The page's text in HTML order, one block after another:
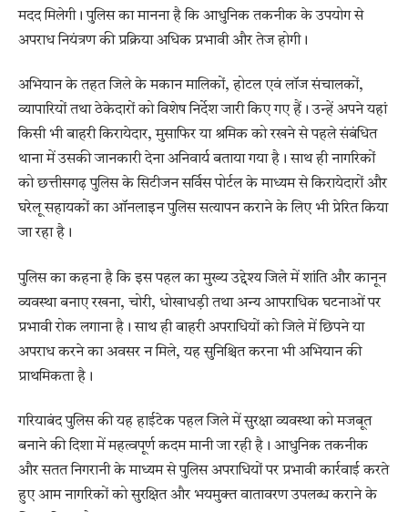
मदद मिलेगी। पुलिस का मानना है कि आधुनिक तकनीक के उपयोग से
अपराध नियंत्रण की प्रक्रिया अधिक प्रभावी और तेज होगी।
अभियान के तहत जिले के मकान मालिकों, होटल एवं लॉज संचालकों,
व्यापारियों तथा ठेकेदारों को विशेष निर्देश जारी किए गए हैं। उन्हें अपने यहां
किसी भी बाहरी किरायेदार, मुसाफिर या श्रमिक को रखने से पहले संबंधित
थाना में उसकी जानकारी देना अनिवार्य बताया गया है। साथ ही नागरिकों
को छत्तीसगढ़ पुलिस के सिटीजन सर्विस पोर्टल के माध्यम से किरायेदारों और
घरेलू सहायकों का ऑनलाइन पुलिस सत्यापन कराने के लिए भी प्रेरित किया
जा रहा है।
पुलिस का कहना है कि इस पहल का मुख्य उद्देश्य जिले में शांति और कानून
व्यवस्था बनाए रखना, चोरी, धोखाधड़ी तथा अन्य आपराधिक घटनाओं पर
प्रभावी रोक लगाना है। साथ ही बाहरी अपराधियों को जिले में छिपने या
अपराध करने का अवसर न मिले, यह सुनिश्चित करना भी अभियान की
प्राथमिकता है।
गरियाबंद पुलिस की यह हाईटेक पहल जिले में सुरक्षा व्यवस्था को मजबूत
बनाने की दिशा में महत्वपूर्ण कदम मानी जा रही है। आधुनिक तकनीक
और सतत निगरानी के माध्यम से पुलिस अपराधियों पर प्रभावी कार्रवाई करते
हुए आम नागरिकों को सुरक्षित और भयमुक्त वातावरण उपलब्ध कराने के